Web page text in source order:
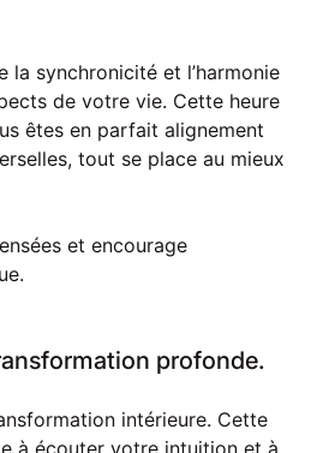
la synchronicité et l’harmonie
de votre vie. Cette heure
êtes en parfait alignement
tout se place au mieux
et encourage
profonde.
intérieure. Cette